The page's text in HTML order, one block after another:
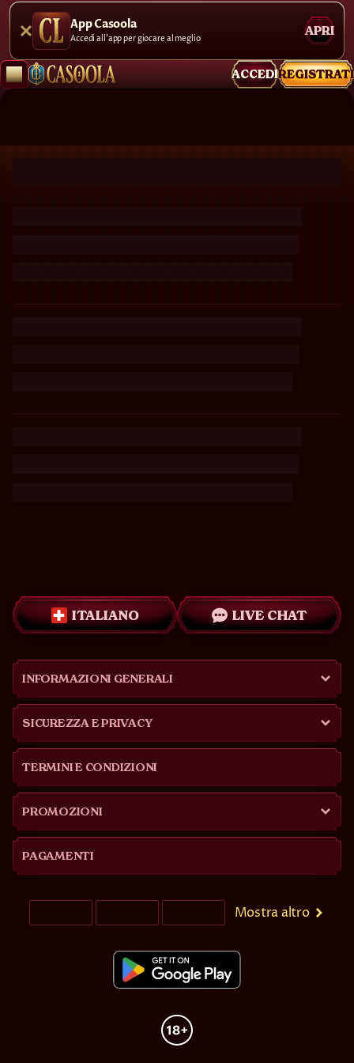
App Casoola
Accedi all'app per giocare al meglio
APRI
ACCEDIREGISTRATI
ITALIANO LIVE CHAT
INFORMAZIONI GENERALI
SICUREZZA E PRIVACY
TERMINI E CONDIZIONI
PROMOZIONI
PAGAMENTI
Mostra altro